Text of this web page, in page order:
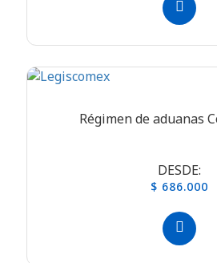
Régimen de aduanas
DESDE:
$ 686.000